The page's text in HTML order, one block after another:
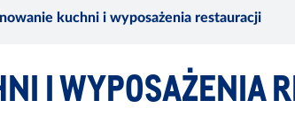
kuchni i wyposażenia restauracji
I WYPOSAŻENIA